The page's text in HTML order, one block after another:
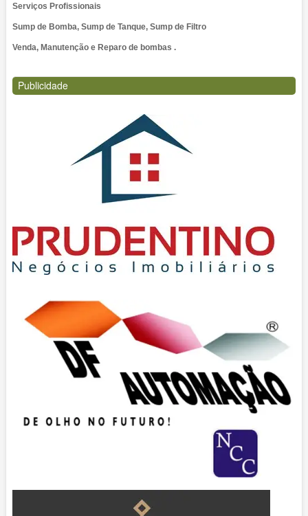
Serviços Profissionais
Sump de Bomba, Sump de Tanque, Sump de Filtro
Venda, Manutenção e Reparo de bombas .
Publicidade